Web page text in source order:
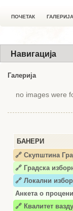
ПОЧЕТАК ГАЛЕРИЈА
Навигација
БАНЕРИ
🔗 Скупштина
🔗 Градска
🔗 Локални
Анкета о
🔗 Квалитет
Галерија
no images were